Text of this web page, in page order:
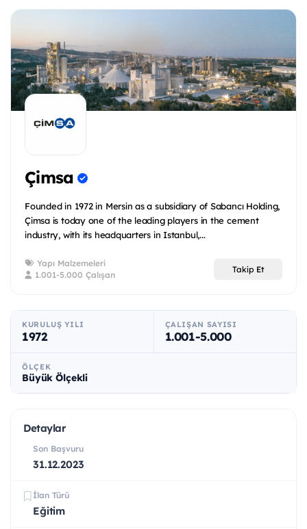
Çimsa
Founded in 1972 in Mersin as a subsidiary of Sabancı Holding,
Çimsa is today one of the leading players in the cement
industry, with its headquarters in Istanbul,...
Yapı Malzemeleri
1.001-5.000 Çalışan
Takip Et
KURULUŞ YILI
1972
ÇALIŞAN SAYISI
1.001-5.000
ÖLÇEK
Büyük Ölçekli
Detaylar
Son Başvuru
31.12.2023
İlan Türü
Eğitim